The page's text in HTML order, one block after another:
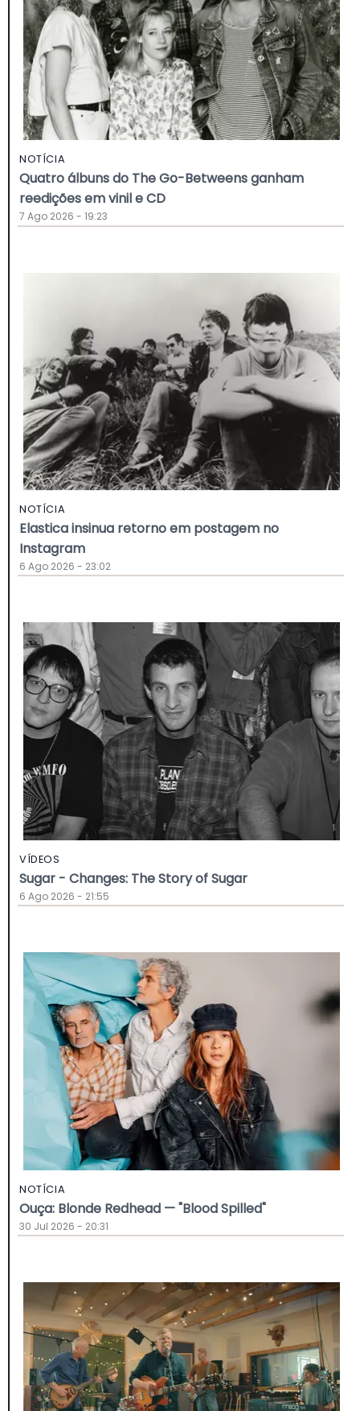
NOTÍCIA
Quatro álbuns do The Go-Betweens ganham
reedições em vinil e CD
7 Ago 2026 - 19:23
NOTÍCIA
Elastica insinua retorno em postagem no
Instagram
6 Ago 2026 - 23:02
VÍDEOS
Sugar - Changes: The Story of Sugar
6 Ago 2026 - 21:55
NOTÍCIA
Ouça: Blonde Redhead — "Blood Spilled"
30 Jul 2026 - 20:31